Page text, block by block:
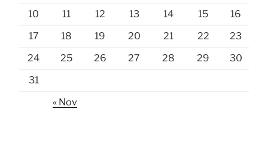
10
11 12 13 14 15
16
17
18 19 20 21 22
23
24
25 26 27 28 29
30
31
« Nov